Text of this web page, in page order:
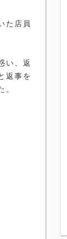
た店員
い、返
返事を
。